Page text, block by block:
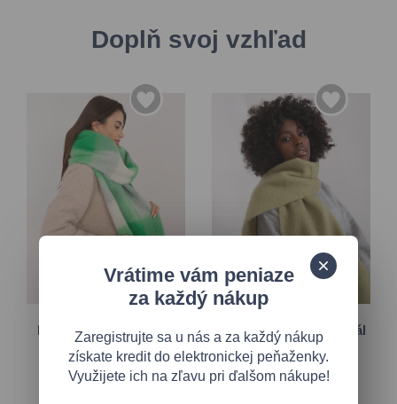
Doplň svoj vzhľad
Elegantný zelený šál s
kockovaným vzorom
15,70 €
Univerzálna
Elegantný pistáciový šál
18,90 €
Univerzálna
Vrátime vám peniaze
za každý nákup
Zaregistrujte sa u nás a za každý nákup
získate kredit do elektronickej peňaženky.
Využijete ich na zľavu pri ďalšom nákupe!